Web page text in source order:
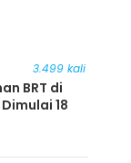
3.499 kali
BRT di
18